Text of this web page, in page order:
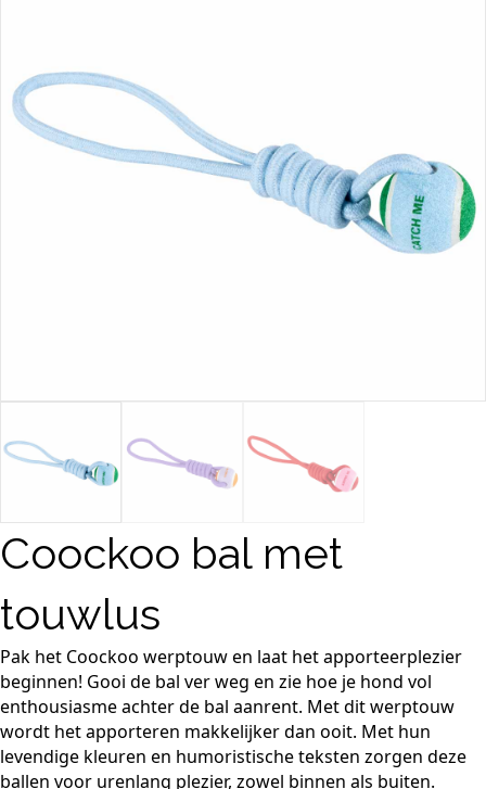
Coockoo bal met
touwlus
Pak het Coockoo werptouw en laat het apporteerplezier
beginnen! Gooi de bal ver weg en zie hoe je hond vol
enthousiasme achter de bal aanrent. Met dit werptouw
wordt het apporteren makkelijker dan ooit. Met hun
levendige kleuren en humoristische teksten zorgen deze
ballen voor urenlang plezier, zowel binnen als buiten.